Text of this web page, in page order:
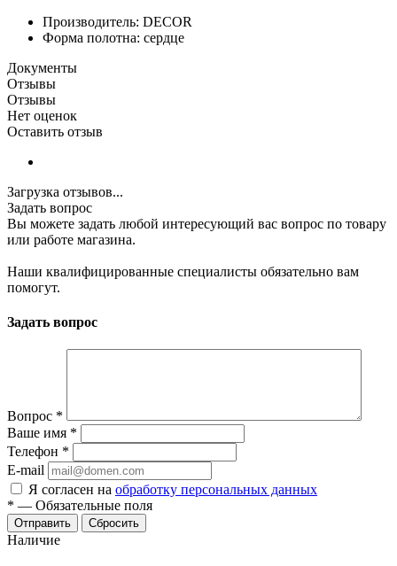
Производитель: DECOR
Форма полотна: сердце
Документы
Отзывы
Отзывы
Нет оценок
Оставить отзыв
Загрузка отзывов...
Задать вопрос
Вы можете задать любой интересующий вас вопрос по товару
или работе магазина.
Наши квалифицированные специалисты обязательно вам
помогут.
Задать вопрос
Вопрос *
Ваше имя *
Телефон *
E-mail
Я согласен на обработку персональных данных
* — Обязательные поля
Сбросить
Наличие